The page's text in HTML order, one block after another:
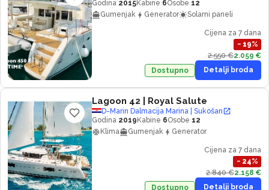
Godina 2015Kabine 6Osobe 12
Gumenjak
Generator Solarni paneli
Cijena za 7 dana
− 19%
2.550 €2.059 €
Dostupno
Detalji broda
Lagoon 42 | Royal Salute
D-Marin Dalmacija Marina | Sukošan
Godina 2019 Kabine 6Osobe 12
Klima
Gumenjak Generator
Cijena za 7 dana
− 24%
2.840 €2.158 €
Dostupno
Detalji broda